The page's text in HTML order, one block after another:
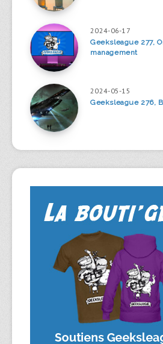
2024-06-17
Geeksleague 277,
management
2024-05-15
Geeksleague 276,